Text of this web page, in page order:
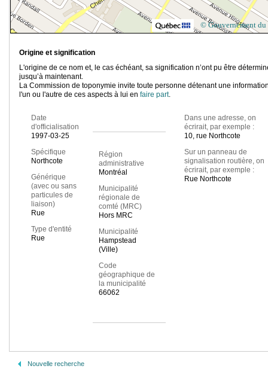
© Gouvernement du
Origine et signification
L'origine de ce nom et, le cas échéant, sa signification n’ont pu être
jusqu’à maintenant.
La Commission de toponymie invite toute personne détenant une
l'un ou l'autre de ces aspects à lui en faire part.
Date
d'officialisation
1997-03-25
Spécifique
Northcote
Générique
(avec ou sans
particules de
liaison)
Rue
Type d'entité
Rue
Région
administrative
Montréal
Municipalité
régionale de
comté (MRC)
Hors MRC
Municipalité
Hampstead
(Ville)
Code
géographique de
la municipalité
66062
Dans une adresse, on
écrirait, par exemple :
10, rue Northcote
Sur un panneau de
signalisation routière, on
écrirait, par exemple :
Rue Northcote
Nouvelle recherche